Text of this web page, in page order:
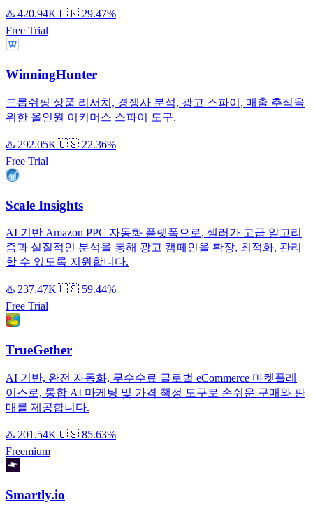
♨️ 420.94K🇫🇷 29.47%
Free Trial
WinningHunter
드롭쉬핑 상품 리서치, 경쟁사 분석, 광고 스파이, 매출 추적을
위한 올인원 이커머스 스파이 도구.
♨️ 292.05K🇺🇸 22.36%
Free Trial
Scale Insights
AI 기반 Amazon PPC 자동화 플랫폼으로, 셀러가 고급 알고리
즘과 실질적인 분석을 통해 광고 캠페인을 확장, 최적화, 관리
할 수 있도록 지원합니다.
♨️ 237.47K🇺🇸 59.44%
Free Trial
TrueGether
AI 기반, 완전 자동화, 무수수료 글로벌 eCommerce 마켓플레
이스로, 통합 AI 마케팅 및 가격 책정 도구로 손쉬운 구매와 판
매를 제공합니다.
♨️ 201.54K🇺🇸 85.63%
Freemium
Smartly.io